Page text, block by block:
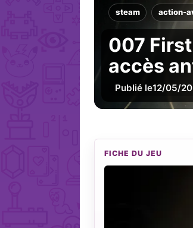
steam action-
007
accès
Publié le12/05/
FICHE DU JEU